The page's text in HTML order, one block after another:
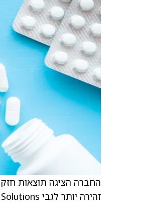
החברה הציגה תוצאות
זהירה יותר לגבי Network Solutions, אלכסי גוגולב מעדכן את המשקיעים בהערת מחקר.